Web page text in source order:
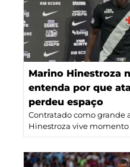
Marino Hinestroza
entenda por que
perdeu espaço
Contratado como grande
Hinestroza vive momento